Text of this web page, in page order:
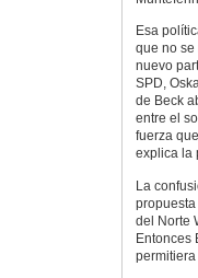
Esa
que no se
nuevo
SPD,
de Beck
entre el
fuerza
explica la
La
del Norte
Entonces